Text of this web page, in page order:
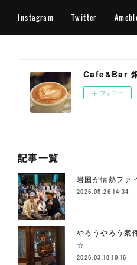
Instagram Twitter
フォロー
記事一覧
岩国が情熱ファ
2026.05.26 14:34
やろうやろう案
☆
2026.03.18 10:16